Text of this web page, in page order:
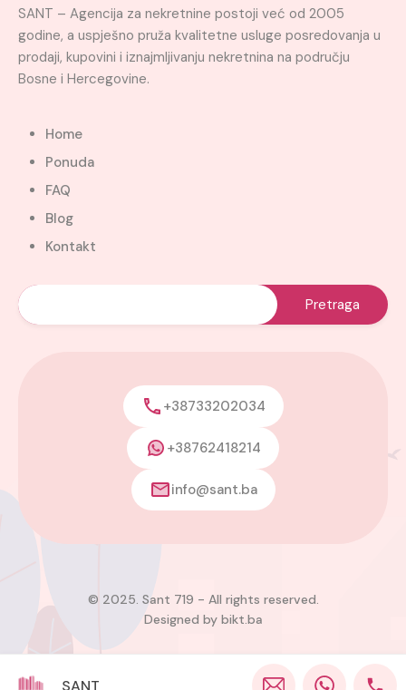
SANT – Agencija za nekretnine postoji već od 2005
godine, a uspješno pruža kvalitetne usluge posredovanja u
prodaji, kupovini i iznajmljivanju nekretnina na području
Bosne i Hercegovine.
Home
Ponuda
FAQ
Blog
Kontakt
+38733202034
+38762418214
info@sant.ba
© 2025. Sant 719 - All rights reserved.
Designed by bikt.ba
SANT